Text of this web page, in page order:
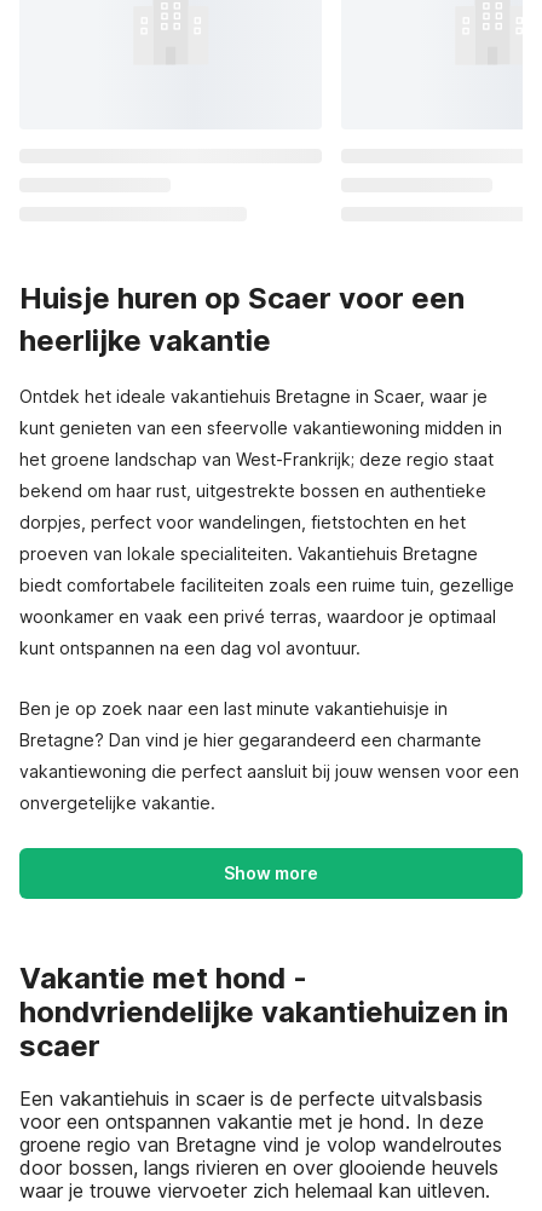
Huisje huren op Scaer voor een
heerlijke vakantie
Ontdek het ideale vakantiehuis Bretagne in Scaer, waar je
kunt genieten van een sfeervolle vakantiewoning midden in
het groene landschap van West-Frankrijk; deze regio staat
bekend om haar rust, uitgestrekte bossen en authentieke
dorpjes, perfect voor wandelingen, fietstochten en het
proeven van lokale specialiteiten. Vakantiehuis Bretagne
biedt comfortabele faciliteiten zoals een ruime tuin, gezellige
woonkamer en vaak een privé terras, waardoor je optimaal
kunt ontspannen na een dag vol avontuur.
Ben je op zoek naar een last minute vakantiehuisje in
Bretagne? Dan vind je hier gegarandeerd een charmante
vakantiewoning die perfect aansluit bij jouw wensen voor een
onvergetelijke vakantie.
Show more
Vakantie met hond -
hondvriendelijke vakantiehuizen in
scaer
Een vakantiehuis in scaer is de perfecte uitvalsbasis
voor een ontspannen vakantie met je hond. In deze
groene regio van Bretagne vind je volop wandelroutes
door bossen, langs rivieren en over glooiende heuvels
waar je trouwe viervoeter zich helemaal kan uitleven.